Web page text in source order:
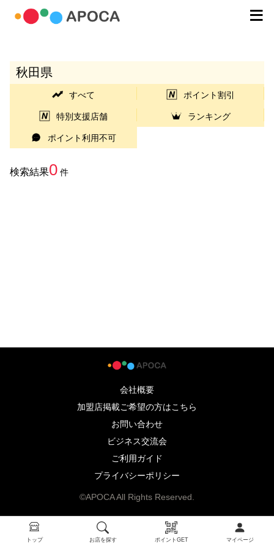
トップ お店を探す ポイントGET マイページ
秋田県
すべて ポイント割引
特別支援店舗 ランキング
ポイント利用不可
検索結果0 件
会社概要
加盟店掲載ご希望の方はこちら
お問い合わせ
ビジネス交流会
ご利用ガイド
プライバシーポリシー
©APOCA All Rights Reserved.